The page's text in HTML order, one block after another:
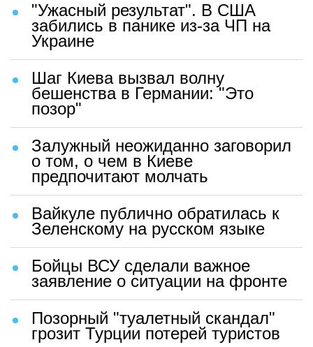
"Ужасный результат". В США
забились в панике из-за ЧП на
Украине
Шаг Киева вызвал волну
бешенства в Германии: "Это
позор"
Залужный неожиданно заговорил
о том, о чем в Киеве
предпочитают молчать
Вайкуле публично обратилась к
Зеленскому на русском языке
Бойцы ВСУ сделали важное
заявление о ситуации на фронте
Позорный "туалетный скандал"
грозит Турции потерей туристов